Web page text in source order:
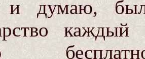
и думаю,